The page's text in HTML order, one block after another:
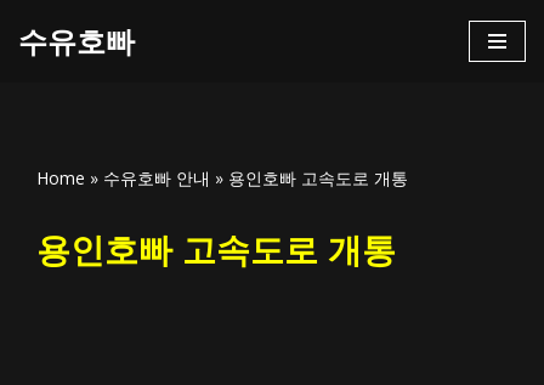
수유호빠
Home » 수유호빠 안내 » 용인호빠 고속도로 개통
용인호빠 고속도로 개통